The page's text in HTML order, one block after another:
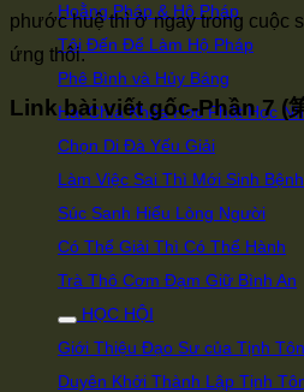
Hoằng Pháp & Hộ Pháp
Tôi Đến Để Làm Hộ Pháp
Phê Bình và Hủy Báng
Hai Chìa Khóa Học Phật Học
Chọn Di Đà Yếu Giải
Làm Việc Sai Thì Mới Sinh Bệnh
Súc Sanh Hiểu Lòng Người
Có Thể Giải Thì Có Thể Hành
Trà Thô Cơm Đạm Giữ Bình An
HỌC HỘI
Giới Thiệu Đạo Sư của Tịnh
Duyên Khởi Thành Lập Tịnh
phước huệ thì ở ngay trong cuộc
ứng thôi.
Link bài viết gốc-Phần 7 (